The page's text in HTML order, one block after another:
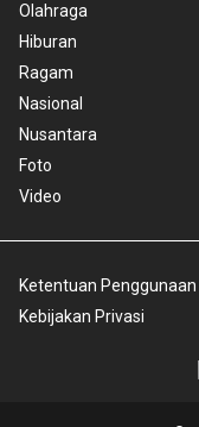
Olahraga
Hiburan
Ragam
Nasional
Nusantara
Foto
Video
Ketentuan Penggunaan
Kebijakan Privasi